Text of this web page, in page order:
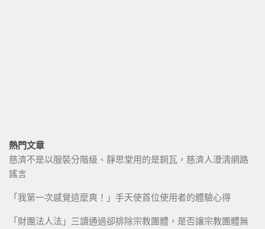
熱門文章
慈濟不是以服裝分階級、靜思堂用的是銅瓦，慈濟人澄清網路
謠言
「我第一次感覺這麼爽！」手天使首位使用者的體驗心得
「財團法人法」三讀通過卻排除宗教團體，是否讓宗教團體無